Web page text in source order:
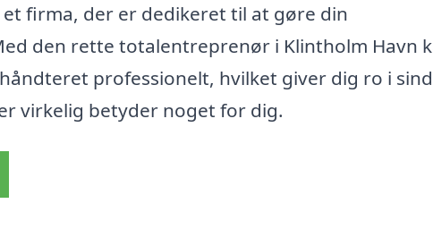
firma, der er dedikeret til at gøre din
den rette totalentreprenør i Klintholm Havn
professionelt, hvilket giver dig ro i
virkelig betyder noget for dig.